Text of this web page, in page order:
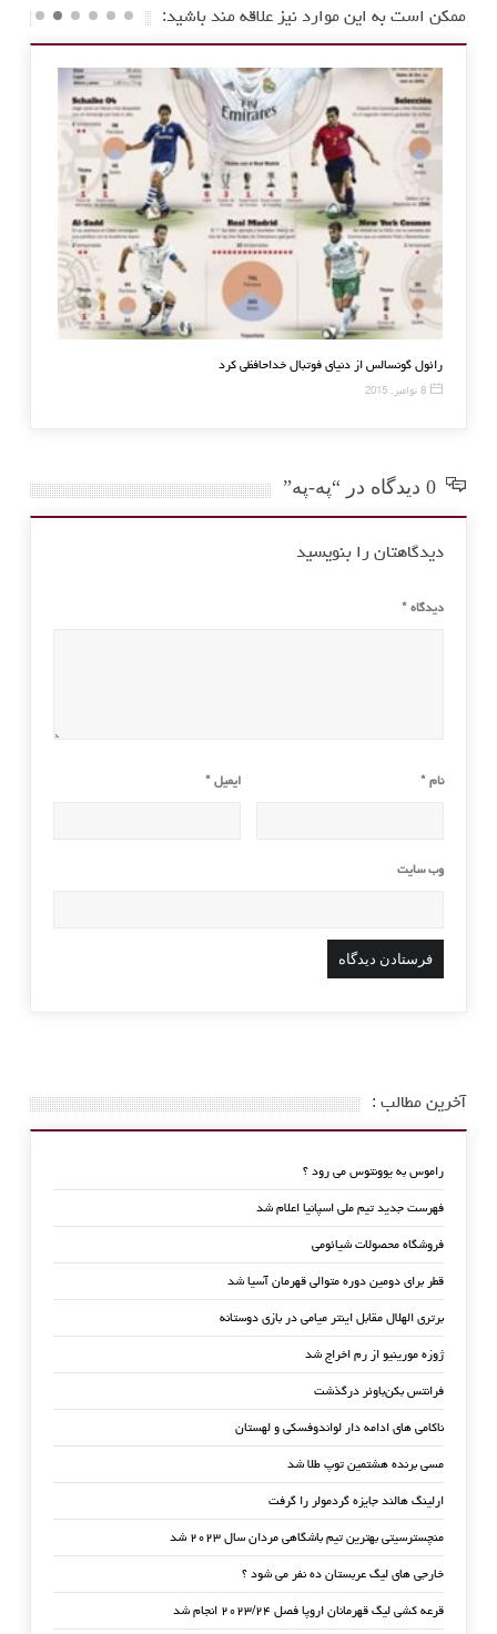
ممکن است به این موارد نیز علاقه مند باشید:
رائول گونسالس از دنیای فوتبال خداحافظی کرد
8 نوامبر, 2015
دیدگاهتان را بنویسید
دیدگاه *
نام * ایمیل*
وب‌ سایت
آخرین مطالب :
راموس به یوونتوس می رود ؟
فهرست جدید تیم ملی اسپانیا اعلام شد
فروشگاه محصولات شیائومی
قطر برای دومین دوره متوالی قهرمان آسیا شد
برتری الهلال مقابل اینتر میامی در بازی دوستانه
ژوزه مورینیو از رم اخراج شد
فرانتس بکن‌باوئر درگذشت
ناکامی های ادامه دار لواندوفسکی و لهستان
مسی برنده هشتمین توپ طلا شد
ارلینگ هالند جایزه گردمولر را گرفت
منچسترسیتی بهترین تیم باشگاهی مردان سال ۲۰۲۳ شد
خارجی های لیگ عربستان ده نفر می شود ؟
قرعه کشی لیگ قهرمانان اروپا فصل ۲۰۲۳/۲۴ انجام شد